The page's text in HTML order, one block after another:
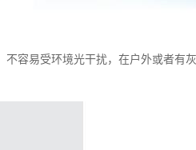
容易受环境光干扰，在户外或者有